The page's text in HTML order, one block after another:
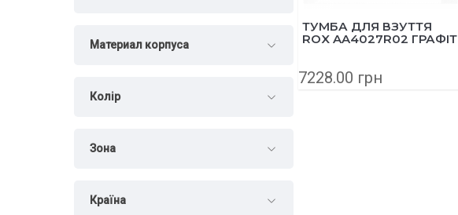
Материал корпуса
Колір
Зона
Країна
ТУМБА ДЛЯ ВЗУТТЯ
ROX AA4027R02 ГРАФІТ
7228.00 грн